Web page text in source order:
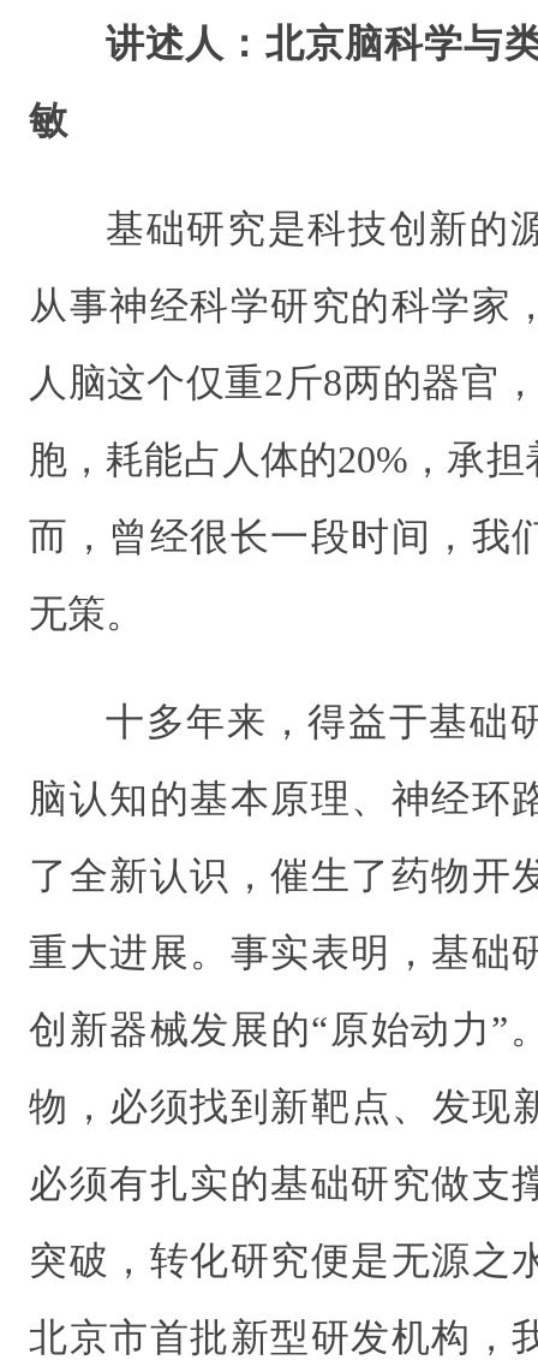
讲述人：北京脑科学与
敏
基础研究是科技创新的
从事神经科学研究的科学家
人脑这个仅重2斤8两的器官
胞，耗能占人体的20%，承
而，曾经很长一段时间，我
无策。
十多年来，得益于基础
脑认知的基本原理、神经环
了全新认识，催生了药物开
重大进展。事实表明，基础
创新器械发展的“原始动力”
物，必须找到新靶点、发
必须有扎实的基础研究做支
突破，转化研究便是无源之
北京市首批新型研发机构，